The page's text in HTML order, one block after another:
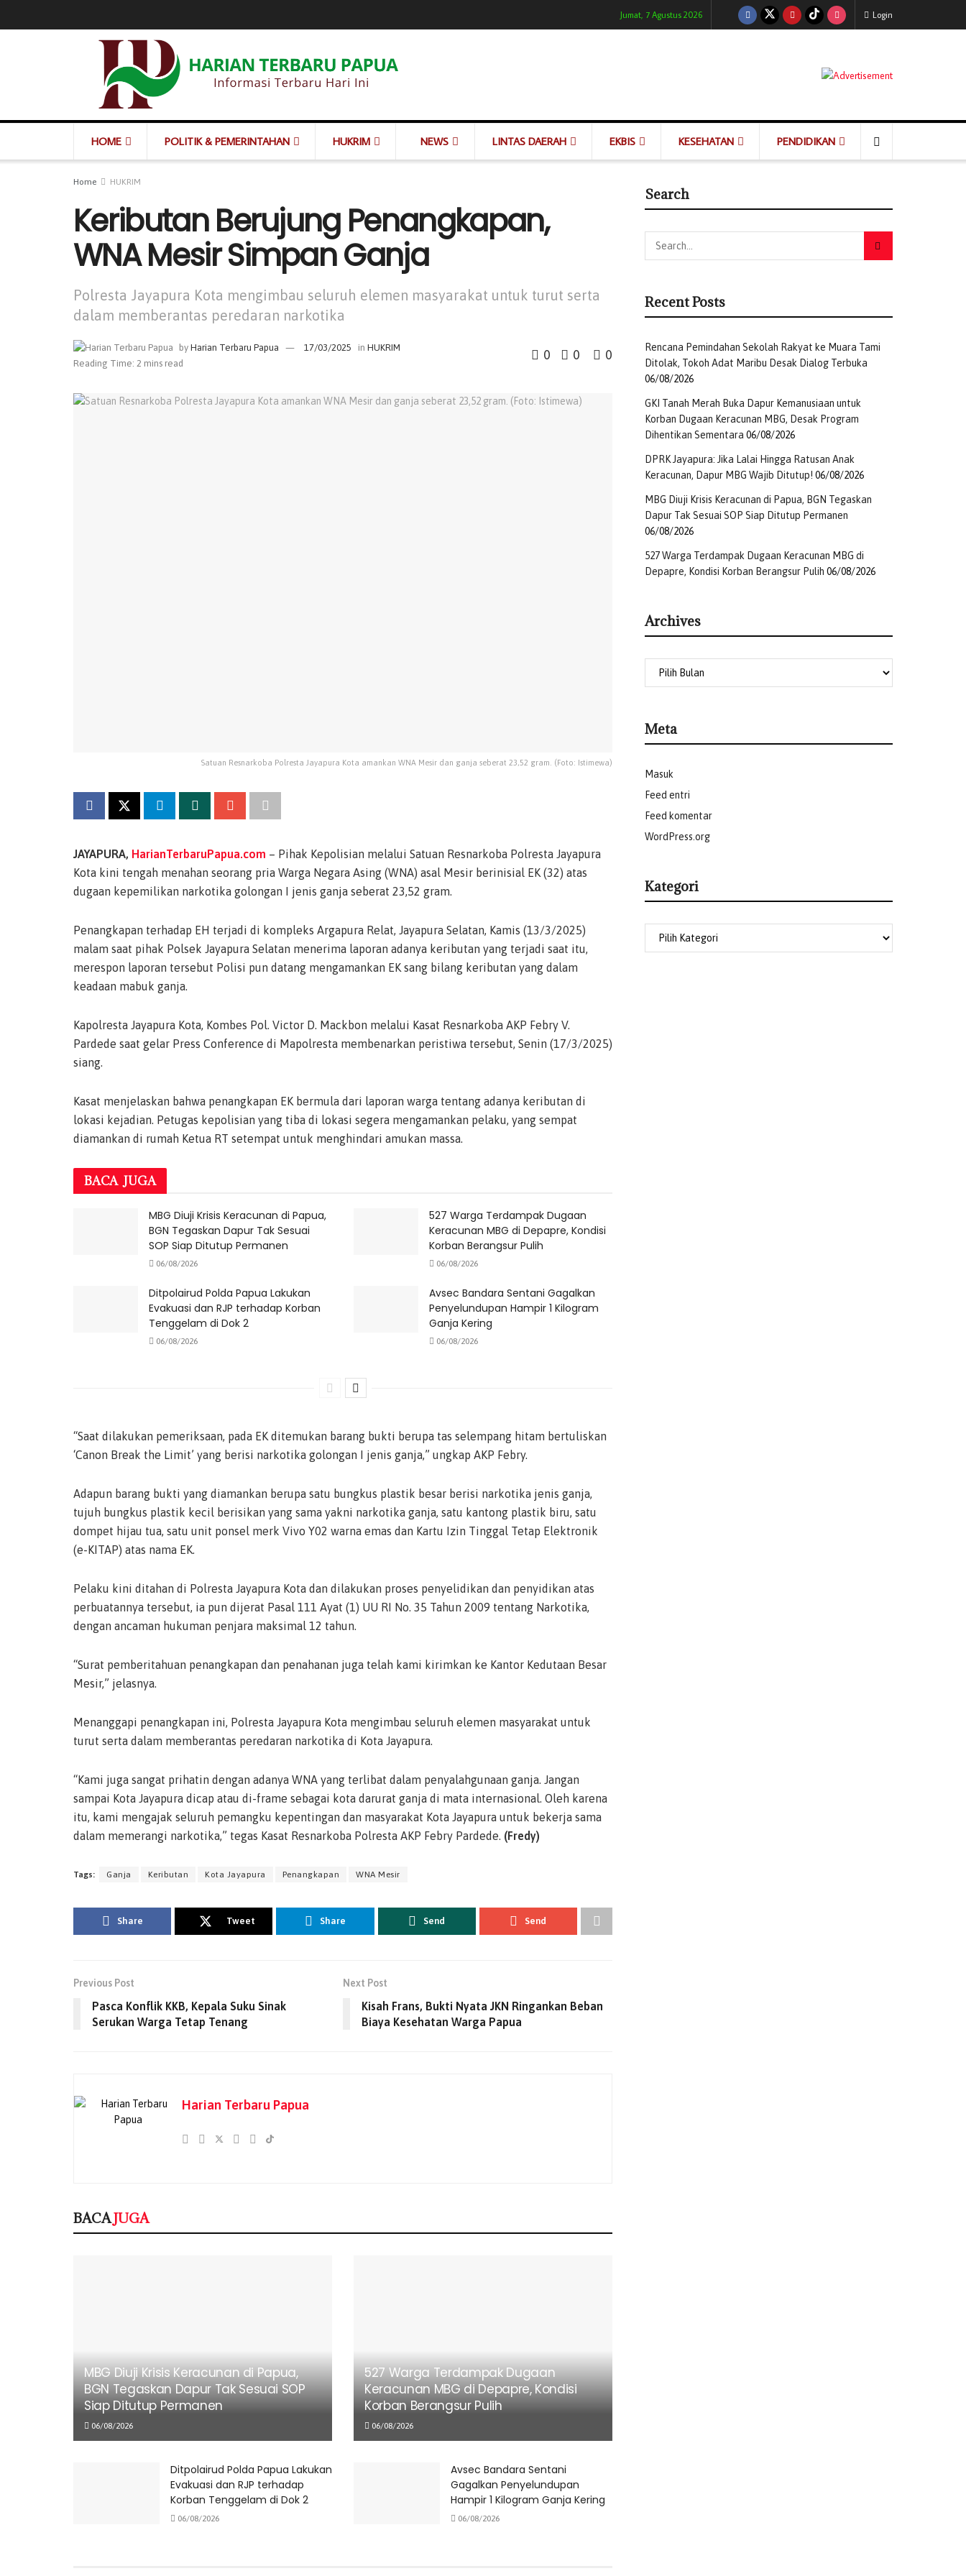
Jumat, 7 Agustus 2026 Login
HOME POLITIK & PEMERINTAHAN HUKRIM NEWS LINTAS DAERAH EKBIS KESEHATAN PENDIDIKAN
Home HUKRIM
Keributan Berujung Penangkapan,
WNA Mesir Simpan Ganja
Polresta Jayapura Kota mengimbau seluruh elemen masyarakat untuk turut serta
dalam memberantas peredaran narkotika
by Harian Terbaru Papua 17/03/2025 in HUKRIM
Reading Time: 2 mins read
0 0 0
Satuan Resnarkoba Polresta Jayapura Kota amankan WNA Mesir dan ganja seberat 23,52 gram. (Foto: Istimewa)
JAYAPURA, HarianTerbaruPapua.com – Pihak Kepolisian melalui Satuan Resnarkoba Polresta Jayapura
Kota kini tengah menahan seorang pria Warga Negara Asing (WNA) asal Mesir berinisial EK (32) atas
dugaan kepemilikan narkotika golongan I jenis ganja seberat 23,52 gram.
Penangkapan terhadap EH terjadi di kompleks Argapura Relat, Jayapura Selatan, Kamis (13/3/2025)
malam saat pihak Polsek Jayapura Selatan menerima laporan adanya keributan yang terjadi saat itu,
merespon laporan tersebut Polisi pun datang mengamankan EK sang bilang keributan yang dalam
keadaan mabuk ganja.
Kapolresta Jayapura Kota, Kombes Pol. Victor D. Mackbon melalui Kasat Resnarkoba AKP Febry V.
Pardede saat gelar Press Conference di Mapolresta membenarkan peristiwa tersebut, Senin (17/3/2025)
siang.
Kasat menjelaskan bahwa penangkapan EK bermula dari laporan warga tentang adanya keributan di
lokasi kejadian. Petugas kepolisian yang tiba di lokasi segera mengamankan pelaku, yang sempat
diamankan di rumah Ketua RT setempat untuk menghindari amukan massa.
BACA JUGA
MBG Diuji Krisis Keracunan di Papua,
BGN Tegaskan Dapur Tak Sesuai
SOP Siap Ditutup Permanen
06/08/2026
527 Warga Terdampak Dugaan
Keracunan MBG di Depapre, Kondisi
Korban Berangsur Pulih
06/08/2026
Ditpolairud Polda Papua Lakukan
Evakuasi dan RJP terhadap Korban
Tenggelam di Dok 2
06/08/2026
Avsec Bandara Sentani Gagalkan
Penyelundupan Hampir 1 Kilogram
Ganja Kering
06/08/2026
“Saat dilakukan pemeriksaan, pada EK ditemukan barang bukti berupa tas selempang hitam bertuliskan
‘Canon Break the Limit’ yang berisi narkotika golongan I jenis ganja,” ungkap AKP Febry.
Adapun barang bukti yang diamankan berupa satu bungkus plastik besar berisi narkotika jenis ganja,
tujuh bungkus plastik kecil berisikan yang sama yakni narkotika ganja, satu kantong plastik biru, satu
dompet hijau tua, satu unit ponsel merk Vivo Y02 warna emas dan Kartu Izin Tinggal Tetap Elektronik
(e-KITAP) atas nama EK.
Pelaku kini ditahan di Polresta Jayapura Kota dan dilakukan proses penyelidikan dan penyidikan atas
perbuatannya tersebut, ia pun dijerat Pasal 111 Ayat (1) UU RI No. 35 Tahun 2009 tentang Narkotika,
dengan ancaman hukuman penjara maksimal 12 tahun.
“Surat pemberitahuan penangkapan dan penahanan juga telah kami kirimkan ke Kantor Kedutaan Besar
Mesir,” jelasnya.
Menanggapi penangkapan ini, Polresta Jayapura Kota mengimbau seluruh elemen masyarakat untuk
turut serta dalam memberantas peredaran narkotika di Kota Jayapura.
“Kami juga sangat prihatin dengan adanya WNA yang terlibat dalam penyalahgunaan ganja. Jangan
sampai Kota Jayapura dicap atau di-frame sebagai kota darurat ganja di mata internasional. Oleh karena
itu, kami mengajak seluruh pemangku kepentingan dan masyarakat Kota Jayapura untuk bekerja sama
dalam memerangi narkotika,” tegas Kasat Resnarkoba Polresta AKP Febry Pardede. (Fredy)
Tags: Ganja Keributan Kota Jayapura Penangkapan WNA Mesir
Share Tweet Share Send Send
Previous Post
Pasca Konflik KKB, Kepala Suku Sinak
Serukan Warga Tetap Tenang
Next Post
Kisah Frans, Bukti Nyata JKN Ringankan Beban
Biaya Kesehatan Warga Papua
Harian Terbaru Papua
BACAJUGA
MBG Diuji Krisis Keracunan di Papua,
BGN Tegaskan Dapur Tak Sesuai SOP
Siap Ditutup Permanen
06/08/2026
527 Warga Terdampak Dugaan
Keracunan MBG di Depapre, Kondisi
Korban Berangsur Pulih
06/08/2026
Ditpolairud Polda Papua Lakukan
Evakuasi dan RJP terhadap
Korban Tenggelam di Dok 2
06/08/2026
Avsec Bandara Sentani
Gagalkan Penyelundupan
Hampir 1 Kilogram Ganja Kering
06/08/2026
Search
Recent Posts
Rencana Pemindahan Sekolah Rakyat ke Muara Tami
Ditolak, Tokoh Adat Maribu Desak Dialog Terbuka
06/08/2026
GKI Tanah Merah Buka Dapur Kemanusiaan untuk
Korban Dugaan Keracunan MBG, Desak Program
Dihentikan Sementara 06/08/2026
DPRK Jayapura: Jika Lalai Hingga Ratusan Anak
Keracunan, Dapur MBG Wajib Ditutup! 06/08/2026
MBG Diuji Krisis Keracunan di Papua, BGN Tegaskan
Dapur Tak Sesuai SOP Siap Ditutup Permanen
06/08/2026
527 Warga Terdampak Dugaan Keracunan MBG di
Depapre, Kondisi Korban Berangsur Pulih 06/08/2026
Archives
Meta
Masuk
Feed entri
Feed komentar
WordPress.org
Kategori